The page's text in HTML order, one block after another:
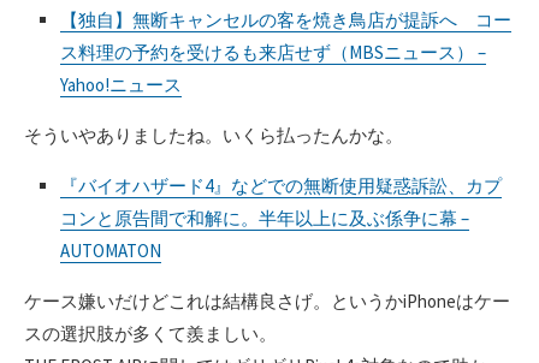
【独自】無断キャンセルの客を焼き鳥店が提訴へ コー
ス料理の予約を受けるも来店せず（MBSニュース） –
Yahoo!ニュース
そういやありましたね。いくら払ったんかな。
『バイオハザード4』などでの無断使用疑惑訴訟、カプ
コンと原告間で和解に。半年以上に及ぶ係争に幕 –
AUTOMATON
ケース嫌いだけどこれは結構良さげ。というかiPhoneはケー
スの選択肢が多くて羨ましい。